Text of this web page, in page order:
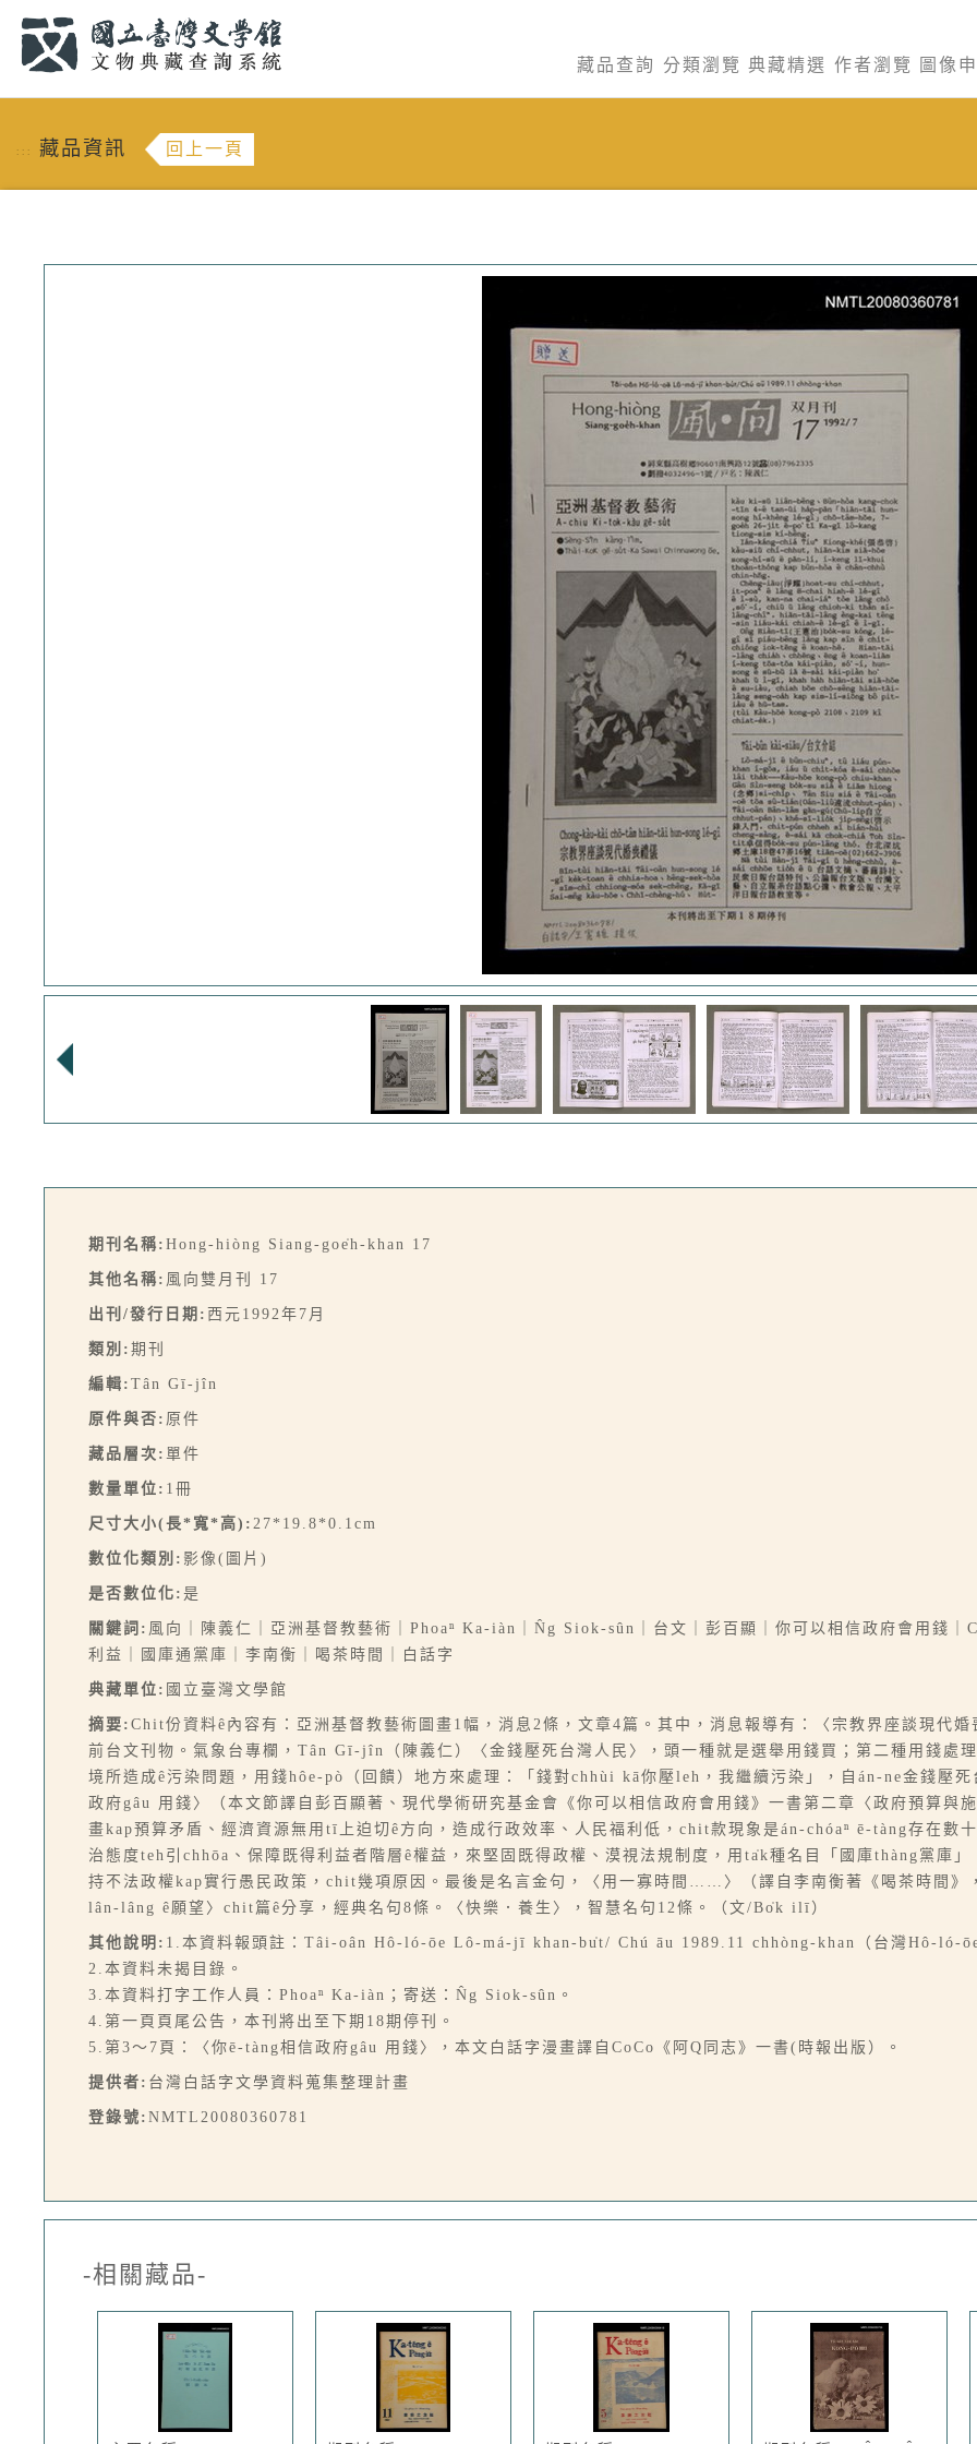
藏品查詢 分類瀏覽 典藏精選 作者瀏覽 圖像
::: 藏品資訊 回上一頁
期刊名稱: Hong-hiòng Siang-goe̍h-khan 17
其他名稱: 風向雙月刊 17
出刊/發行日期: 西元1992年7月
類別: 期刊
編輯: Tân Gī-jîn
原件與否: 原件
藏品層次: 單件
數量單位: 1冊
尺寸大小(長*寬*高): 27*19.8*0.1cm
數位化類別: 影像(圖片)
是否數位化: 是
關鍵詞: 風向｜陳義仁｜亞洲基督教藝術｜Phoaⁿ Ka-iàn｜N̂g Siok-sûn｜台文｜彭百顯｜你可以相信政府會用錢｜
利益｜國庫通黨庫｜李南衡｜喝茶時間｜白話字
典藏單位: 國立臺灣文學館
摘要: Chit份資料ê內容有：亞洲基督教藝術圖畫1幅，消息2條，文章4篇。其中，消息報導有：〈宗教界座談現代
前台文刊物。氣象台專欄，Tân Gī-jîn（陳義仁）〈金錢壓死台灣人民〉，頭一種就是選舉用錢買；第二種用錢處
境所造成ê污染問題，用錢hôe-pò（回饋）地方來處理：「錢對chhùi kā你壓leh，我繼續污染」，自án-ne金錢壓
政府gâu 用錢〉（本文節譯自彭百顯著、現代學術研究基金會《你可以相信政府會用錢》一書第二章〈政府預算與
畫kap預算矛盾、經濟資源無用tī上迫切ê方向，造成行政效率、人民福利低，chit款現象是án-chóaⁿ ē-tàng存在數
治態度teh引chhōa、保障既得利益者階層ê權益，來堅固既得政權、漠視法規制度，用ta̍k種名目「國庫thàng黨庫
持不法政權kap實行愚民政策，chit幾項原因。最後是名言金句，〈用一寡時間……〉（譯自李南衡著《喝茶時間
lân-lâng ê願望〉chit篇ê分享，經典名句8條。〈快樂．養生〉，智慧名句12條。（文/Bo̍k ilī）
其他說明: 1.本資料報頭註：Tâi-oân Hô-ló-ōe Lô-má-jī khan-bu̍t/ Chú āu 1989.11 chhòng-khan（台灣Hô-ló-
2.本資料未揭目錄。
3.本資料打字工作人員：Phoaⁿ Ka-iàn；寄送：N̂g Siok-sûn。
4.第一頁頁尾公告，本刊將出至下期18期停刊。
5.第3～7頁：〈你ē-tàng相信政府gâu 用錢〉，本文白話字漫畫譯自CoCo《阿Q同志》一書(時報出版）。
提供者: 台灣白話字文學資料蒐集整理計畫
登錄號: NMTL20080360781
-相關藏品-